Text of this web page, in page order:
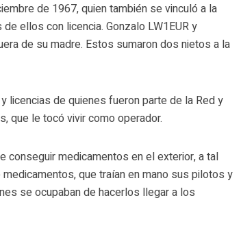
de 1967, quien también se vinculó a la
ellos con licencia. Gonzalo LW1EUR y
de su madre. Estos sumaron dos nietos a la
licencias de quienes fueron parte de la Red y
que le tocó vivir como operador.
conseguir medicamentos en el exterior, a tal
que traían en mano sus pilotos y
se ocupaban de hacerlos llegar a los